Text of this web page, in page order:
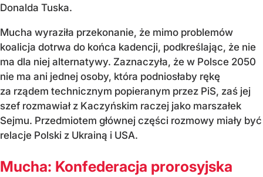
Donalda Tuska.
Mucha wyraziła przekonanie, że mimo problemów
koalicja dotrwa do końca kadencji, podkreślając, że nie
ma dla niej alternatywy. Zaznaczyła, że w Polsce 2050
nie ma ani jednej osoby, która podniosłaby rękę
za rządem technicznym popieranym przez PiS, zaś jej
szef rozmawiał z Kaczyńskim raczej jako marszałek
Sejmu. Przedmiotem głównej części rozmowy miały być
relacje Polski z Ukrainą i USA.
Mucha: Konfederacja prorosyjska